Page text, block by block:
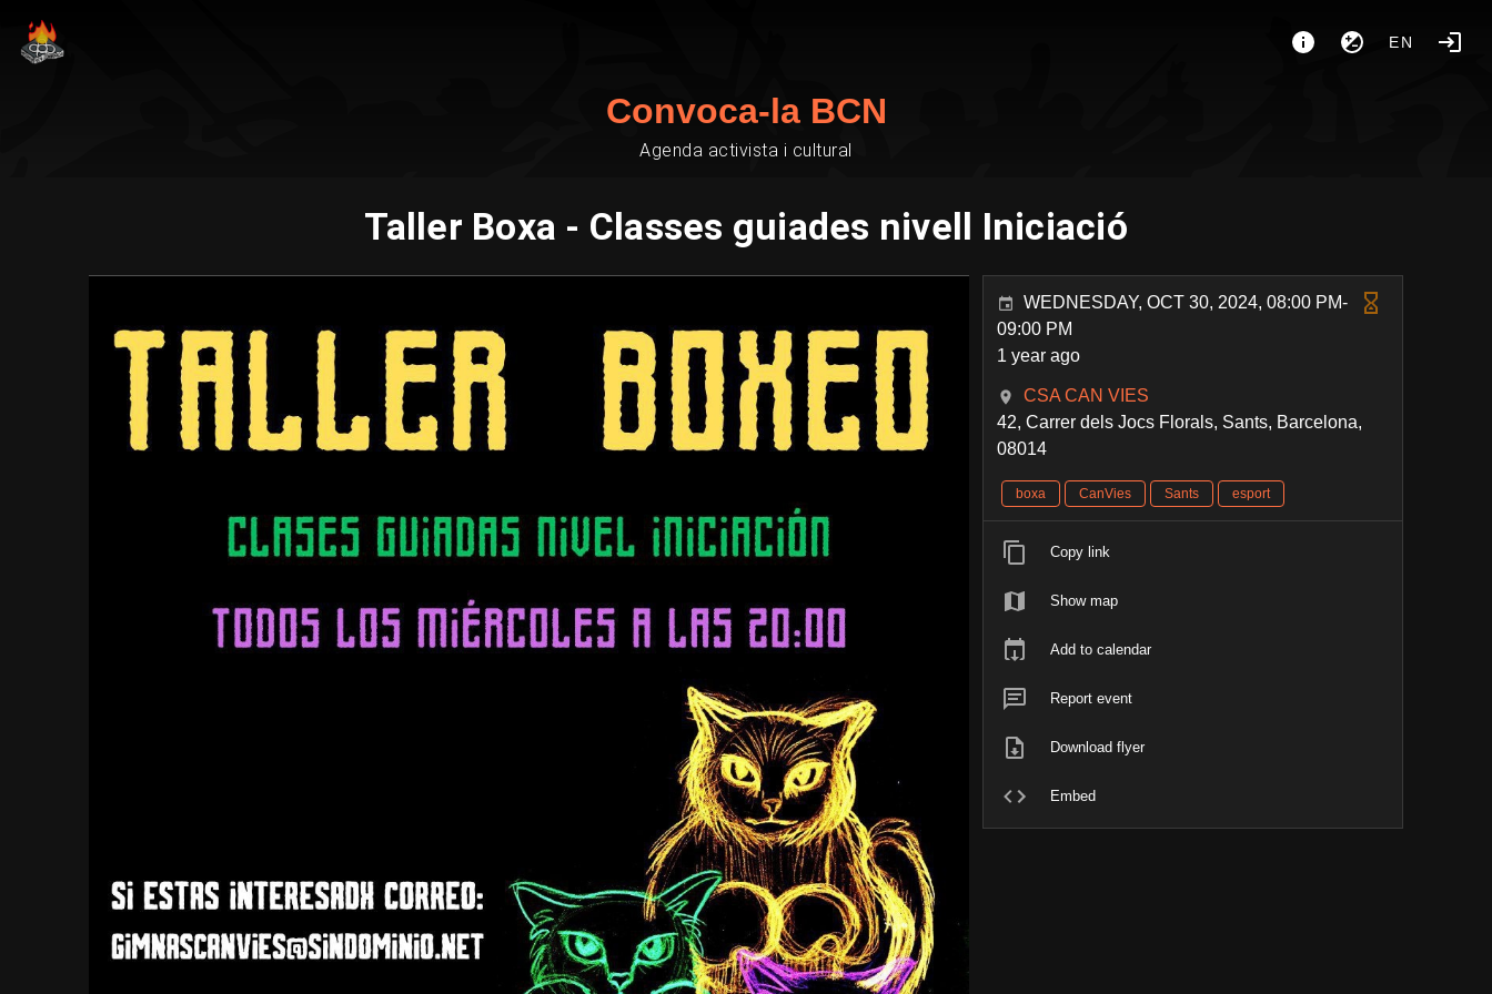
EN
Convoca-la BCN
Agenda activista i cultural
Taller Boxa - Classes guiades nivell Iniciació
WEDNESDAY, OCT 30, 2024, 08:00 PM-
09:00 PM
1 year ago
CSA CAN VIES
42, Carrer dels Jocs Florals, Sants, Barcelona,
08014
boxa CanVies Sants esport
Copy link
Show map
Add to calendar
Report event
Download flyer
Embed